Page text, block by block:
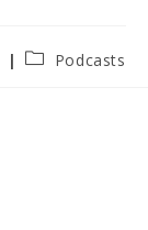
Podcasts